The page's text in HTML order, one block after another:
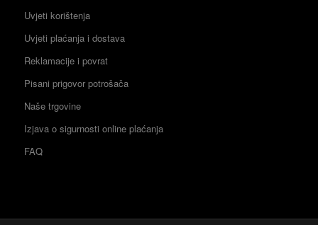
Uvjeti korištenja
Uvjeti plaćanja i dostava
Reklamacije i povrat
Pisani prigovor potrošača
Naše trgovine
Izjava o sigurnosti online plaćanja
FAQ